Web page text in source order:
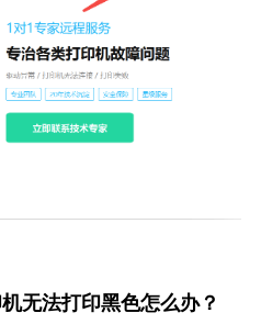
无法打印黑色怎么办？